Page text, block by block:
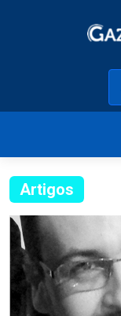
Artigos